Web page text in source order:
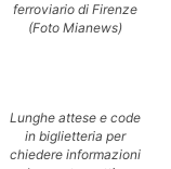
ferroviario di Firenze
(Foto Mianews)
Lunghe attese e code
in biglietteria per
chiedere informazioni